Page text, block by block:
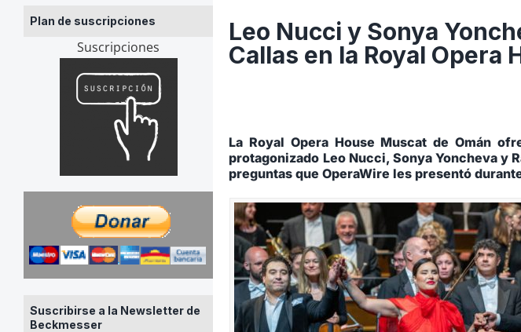
Plan de suscripciones
Suscripciones
Suscribirse a la Newsletter de
Beckmesser
Leo Nucci y Sonya
Callas en la Royal Opera
La Royal Opera House Muscat de Omán
protagonizado Leo Nucci, Sonya Yoncheva y
preguntas que OperaWire les presentó